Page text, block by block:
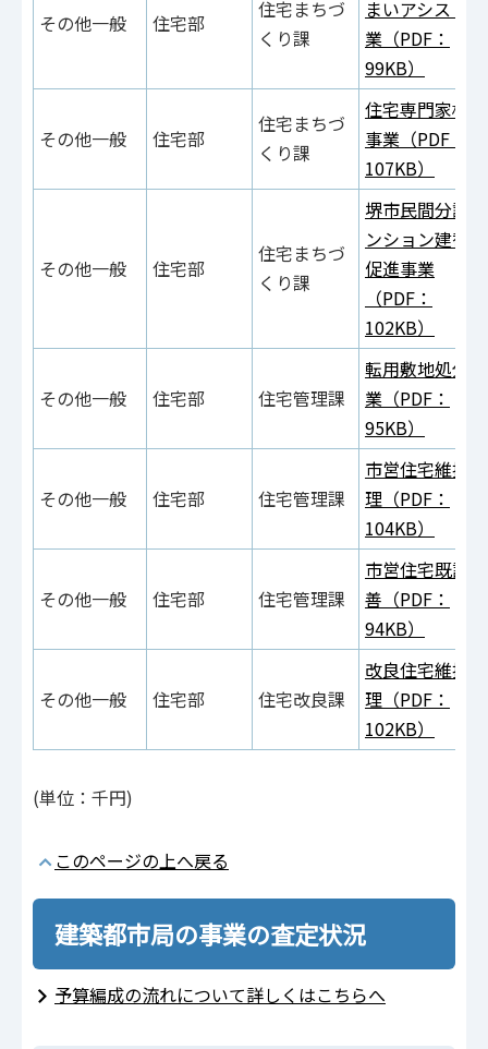
その他一般 住宅部
住宅まちづ
くり課
まいアシスト事
業（PDF：
99KB）
その他一般 住宅部
住宅まちづ
くり課
住宅専門家相談
事業（PDF：
107KB）
その他一般 住宅部
住宅まちづ
くり課
堺市民間分譲マ
ンション建替え
促進事業
（PDF：
102KB）
その他一般 住宅部 住宅管理課
転用敷地処分事
業（PDF：
95KB）
その他一般 住宅部 住宅管理課
市営住宅維持管
理（PDF：
104KB）
その他一般 住宅部 住宅管理課
市営住宅既設改
善（PDF：
94KB）
その他一般 住宅部 住宅改良課
改良住宅維持管
理（PDF：
102KB）
(単位：千円)
このページの上へ戻る
建築都市局の事業の査定状況
予算編成の流れについて詳しくはこちらへ